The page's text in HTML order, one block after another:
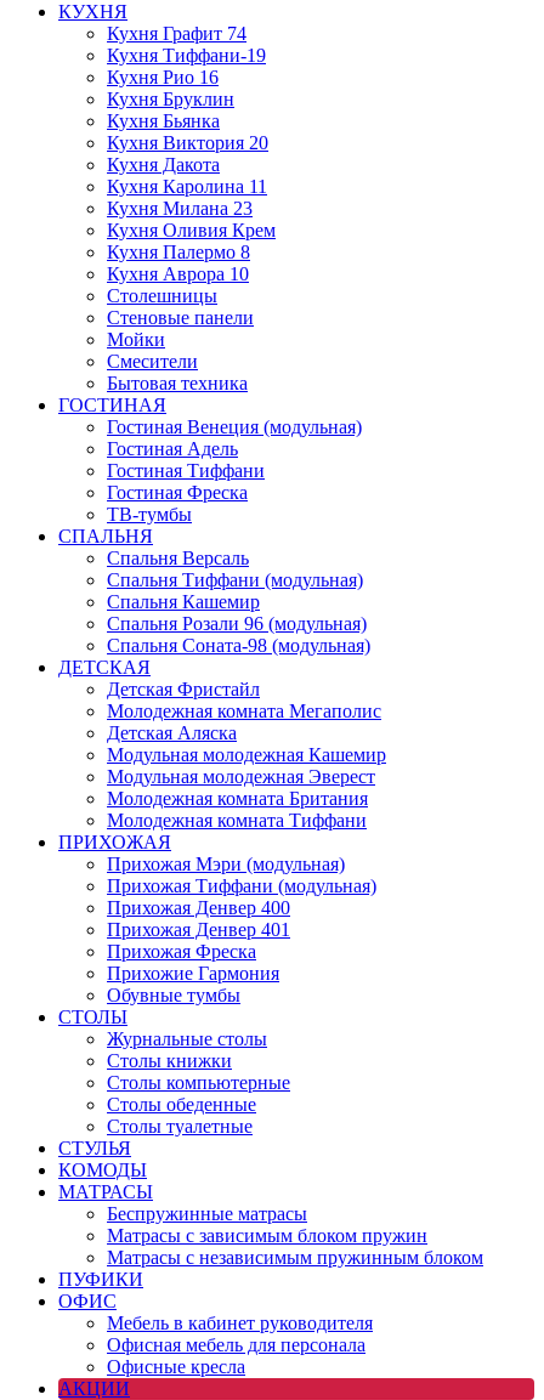
КУХНЯ
Кухня Графит 74
Кухня Тиффани-19
Кухня Рио 16
Кухня Бруклин
Кухня Бьянка
Кухня Виктория 20
Кухня Дакота
Кухня Каролина 11
Кухня Милана 23
Кухня Оливия Крем
Кухня Палермо 8
Кухня Аврора 10
Столешницы
Стеновые панели
Мойки
Смесители
Бытовая техника
ГОСТИНАЯ
Гостиная Венеция (модульная)
Гостиная Адель
Гостиная Тиффани
Гостиная Фреска
ТВ-тумбы
СПАЛЬНЯ
Спальня Версаль
Спальня Тиффани (модульная)
Спальня Кашемир
Спальня Розали 96 (модульная)
Спальня Соната-98 (модульная)
ДЕТСКАЯ
Детская Фристайл
Молодежная комната Мегаполис
Детская Аляска
Модульная молодежная Кашемир
Модульная молодежная Эверест
Молодежная комната Британия
Молодежная комната Тиффани
ПРИХОЖАЯ
Прихожая Мэри (модульная)
Прихожая Тиффани (модульная)
Прихожая Денвер 400
Прихожая Денвер 401
Прихожая Фреска
Прихожие Гармония
Обувные тумбы
СТОЛЫ
Журнальные столы
Столы книжки
Столы компьютерные
Столы обеденные
Столы туалетные
СТУЛЬЯ
КОМОДЫ
МАТРАСЫ
Беспружинные матрасы
Матрасы с зависимым блоком пружин
Матрасы с независимым пружинным блоком
ПУФИКИ
ОФИС
Мебель в кабинет руководителя
Офисная мебель для персонала
Офисные кресла
АКЦИИ